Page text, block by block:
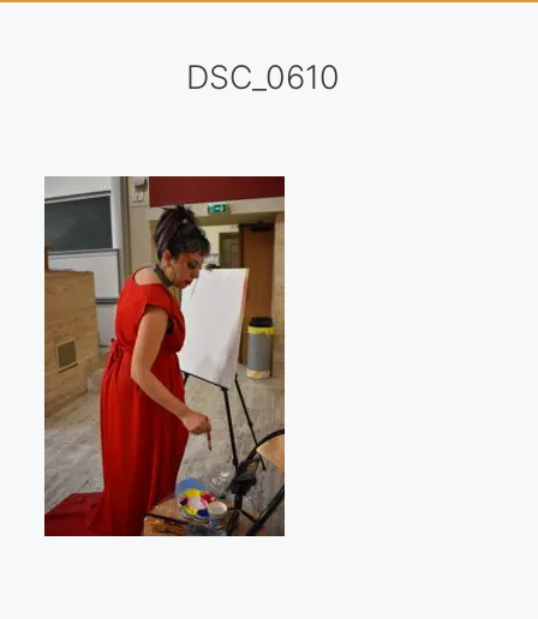
Visitas a los ateliers o talleres de artistas
Presse
Qué dicen de nosotros?
Aviso legal
Política de cookies
Expositions
Bruit de gommettes Paris 2025
DSC_0610